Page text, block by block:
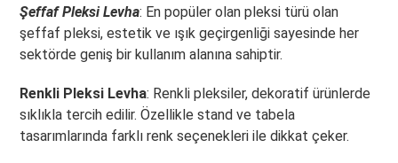
Şeffaf Pleksi Levha: En popüler olan pleksi türü olan
şeffaf pleksi, estetik ve ışık geçirgenliği sayesinde her
sektörde geniş bir kullanım alanına sahiptir.
Renkli Pleksi Levha: Renkli pleksiler, dekoratif ürünlerde
sıklıkla tercih edilir. Özellikle stand ve tabela
tasarımlarında farklı renk seçenekleri ile dikkat çeker.